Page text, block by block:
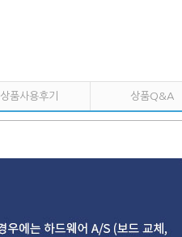
상품사용후기 상품Q&A